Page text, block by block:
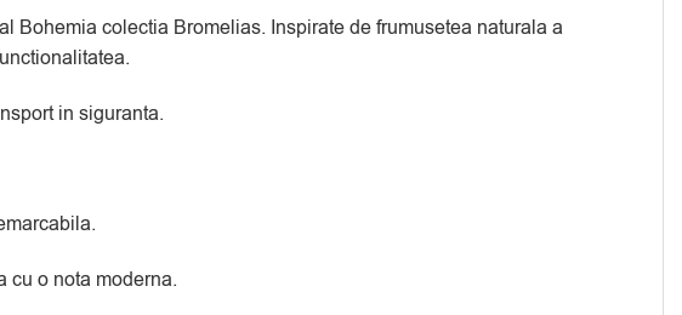
Bohemia colectia Bromelias. Inspirate de frumusetea naturala a
in siguranta.
cu o nota moderna.